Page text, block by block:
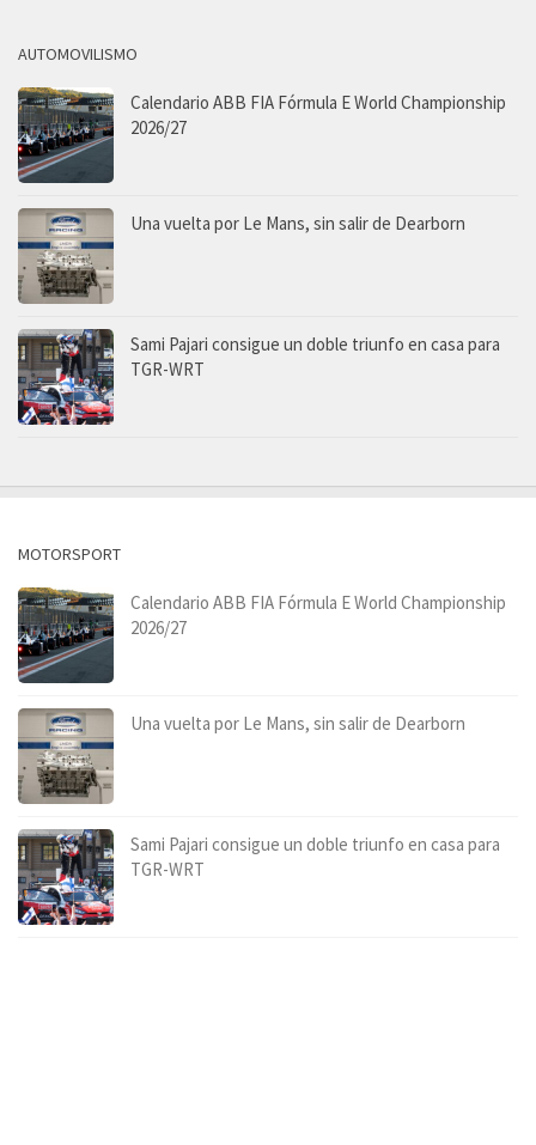
AUTOMOVILISMO
Calendario ABB FIA Fórmula E World Championship
2026/27
Una vuelta por Le Mans, sin salir de Dearborn
Sami Pajari consigue un doble triunfo en casa para
TGR-WRT
MOTORSPORT
Calendario ABB FIA Fórmula E World Championship
2026/27
Una vuelta por Le Mans, sin salir de Dearborn
Sami Pajari consigue un doble triunfo en casa para
TGR-WRT